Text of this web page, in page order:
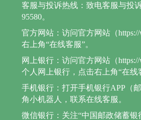
客服与投诉热线：致电客服与投
95580。
官方网站：访问官方网站（
右上角“在线客服”。
网上银行：访问官方网站（
个人网上银行，点击右上角“在线
手机银行：打开手机银行APP（
角小机器人，联系在线客服。
微信银行：关注“中国邮政储蓄银